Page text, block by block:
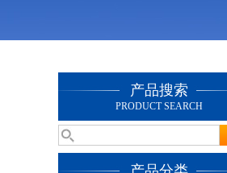
产品搜索
PRODUCT SEARCH